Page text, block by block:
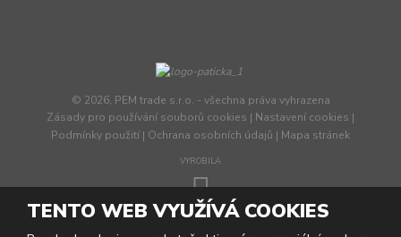
© 2026, PEM trade s.r.o. - všechna práva vyhrazena
Zásady pro používání souborů cookies | Nastavení cookies |
Podmínky použití | Ochrana osobních údajů | Mapa stránek
VYROBILA
TENTO WEB VYUŽÍVÁ COOKIES